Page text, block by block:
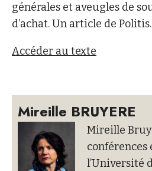
générales et aveugles de
d’achat. Un article de Politis.
Accéder au texte
Mireille BRUYERE
Mireille
conférences
l’Université